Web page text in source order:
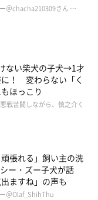
＠chacha210309さん …
ない柴犬の子犬→1才
！ 変わらない「く
ほっこり
戦苦闘しながら、慎之介く
頑張れる」飼い主の洗
ー・ズー子犬が話
ますね」の声も
＠Olaf_ShihThu